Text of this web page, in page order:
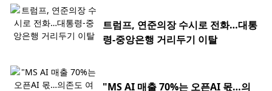
트럼프, 연준의장 수시로 전화…대통
령-중앙은행 거리두기 이탈
"MS AI 매출 70%는 오픈AI 몫…의